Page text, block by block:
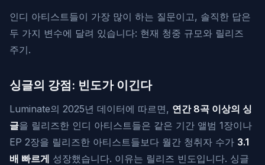
인디 아티스트들이 가장 많이 하는 질문이고, 솔직한 답은
두 가지 변수에 달려 있습니다: 현재 청중 규모와 릴리즈
주기.
싱글의 강점: 빈도가 이긴다
Luminate의 2025년 데이터에 따르면, 연간 8곡 이상의 싱
글을 릴리즈한 인디 아티스트들은 같은 기간 앨범 1장이나
EP 2장을 릴리즈한 아티스트들보다 월간 청취자 수가 3.1
배 빠르게 성장했습니다. 이유는 릴리즈 빈도입니다. 싱글